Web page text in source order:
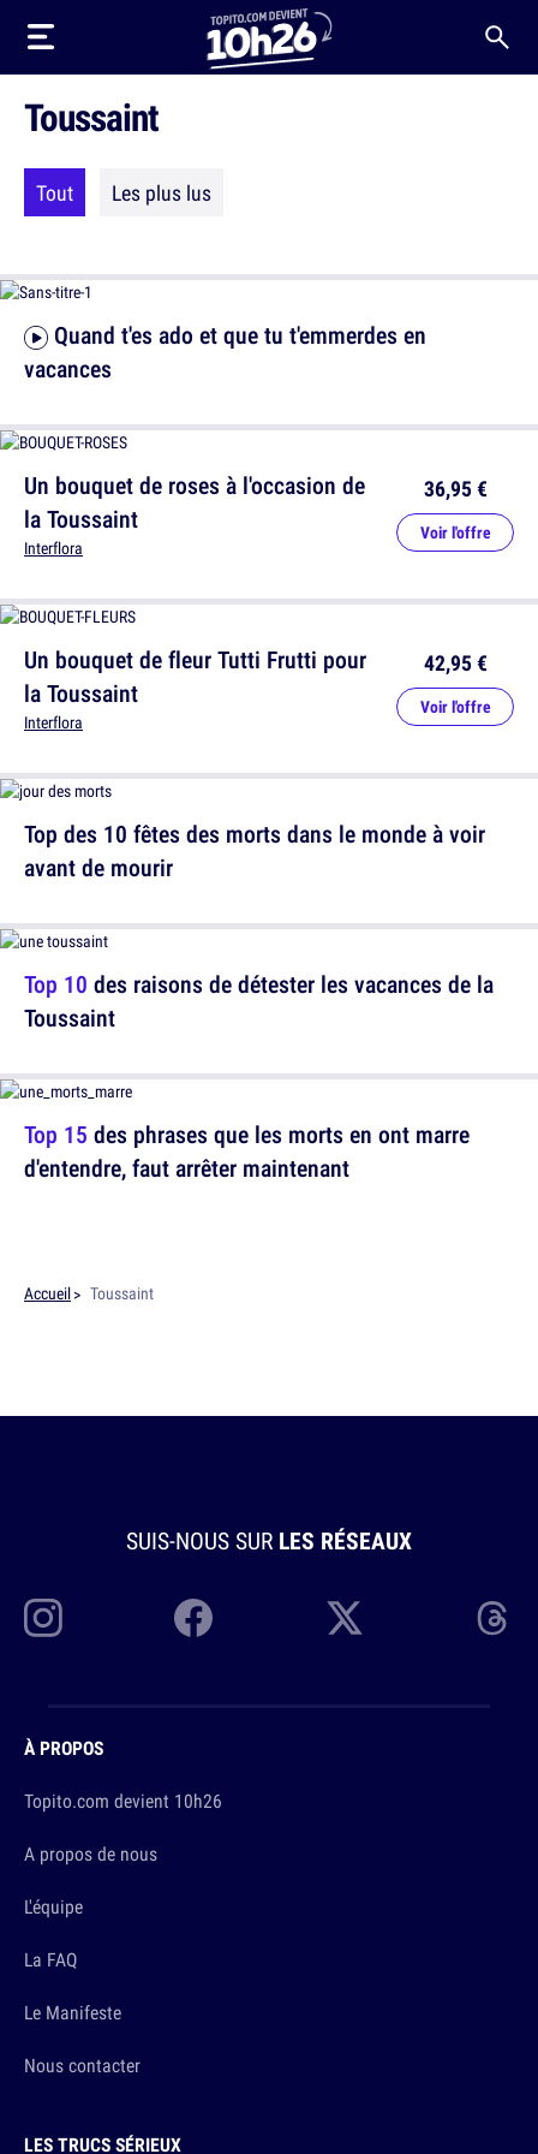
Toussaint
Tout Les plus lus
vacances
Un bouquet de roses à l'occasion de
la Toussaint
Interflora
36,95 €
Voir l'offre
Top des 10 fêtes des morts dans le monde à voir
avant de mourir
Top 15 des phrases que les morts en ont marre
d'entendre, faut arrêter maintenant
Un bouquet de fleur Tutti Frutti pour
la Toussaint
Interflora
42,95 €
Voir l'offre
Top 10 des raisons de détester les vacances de la
Toussaint
Accueil Toussaint
SUIS-NOUS SUR LES RÉSEAUX
À PROPOS
Topito.com devient 10h26
A propos de nous
L'équipe
La FAQ
Le Manifeste
Nous contacter
LES TRUCS SÉRIEUX